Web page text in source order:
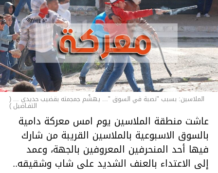
الملاسين: بسبب "نصبة في السوق "... يهشّم جمجمته بقضيب حديدي ... (
التفـاصيل )
عاشت منطقة الملاسين يوم امس معركة دامية
بالسوق الاسبوعية بالملاسين القريبة من شارك
فيها أحد المنحرفين المعروفين بالجهة، وعمد
إلى الاعتداء بالعنف الشديد على شاب وشقيقه..